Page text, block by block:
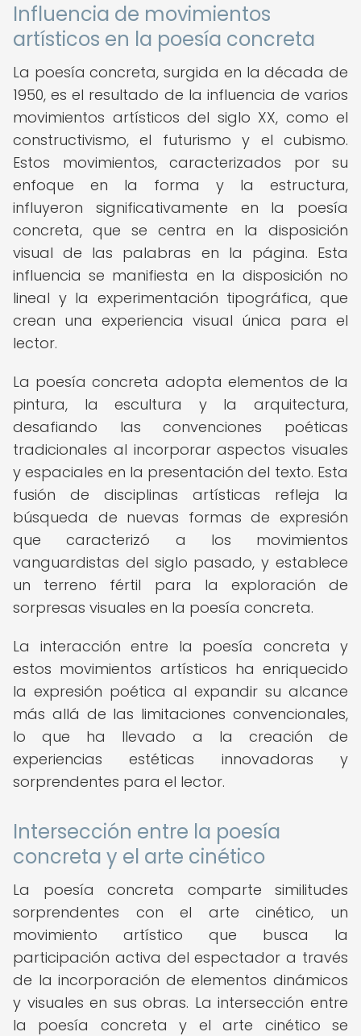
Influencia de movimientos
artísticos en la poesía concreta
La poesía concreta, surgida en la década de
1950, es el resultado de la influencia de varios
movimientos artísticos del siglo XX, como el
constructivismo, el futurismo y el cubismo.
Estos movimientos, caracterizados por su
enfoque en la forma y la estructura,
influyeron significativamente en la poesía
concreta, que se centra en la disposición
visual de las palabras en la página. Esta
influencia se manifiesta en la disposición no
lineal y la experimentación tipográfica, que
crean una experiencia visual única para el
lector.
La poesía concreta adopta elementos de la
pintura, la escultura y la arquitectura,
desafiando las convenciones poéticas
tradicionales al incorporar aspectos visuales
y espaciales en la presentación del texto. Esta
fusión de disciplinas artísticas refleja la
búsqueda de nuevas formas de expresión
que caracterizó a los movimientos
vanguardistas del siglo pasado, y establece
un terreno fértil para la exploración de
sorpresas visuales en la poesía concreta.
La interacción entre la poesía concreta y
estos movimientos artísticos ha enriquecido
la expresión poética al expandir su alcance
más allá de las limitaciones convencionales,
lo que ha llevado a la creación de
experiencias estéticas innovadoras y
sorprendentes para el lector.
Intersección entre la poesía
concreta y el arte cinético
La poesía concreta comparte similitudes
sorprendentes con el arte cinético, un
movimiento artístico que busca la
participación activa del espectador a través
de la incorporación de elementos dinámicos
y visuales en sus obras. La intersección entre
la poesía concreta y el arte cinético se